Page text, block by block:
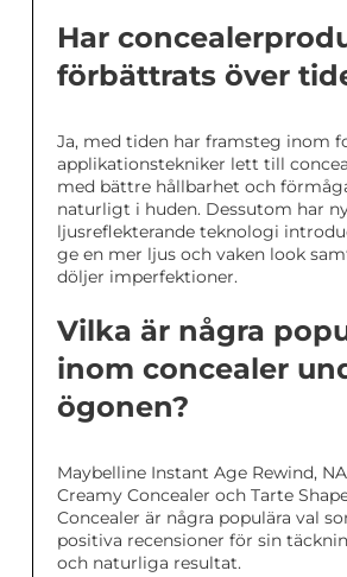
Har
förbättrats över
Ja, med tiden har framsteg inom
applikationstekniker lett till
med bättre hållbarhet och
naturligt i huden. Dessutom har
ljusreflekterande teknologi
ge en mer ljus och vaken look
döljer imperfektioner.
Vilka är några
inom concealer
ögonen?
Maybelline Instant Age Rewind,
Creamy Concealer och Tarte
Concealer är några populära val
positiva recensioner för sin
och naturliga resultat.